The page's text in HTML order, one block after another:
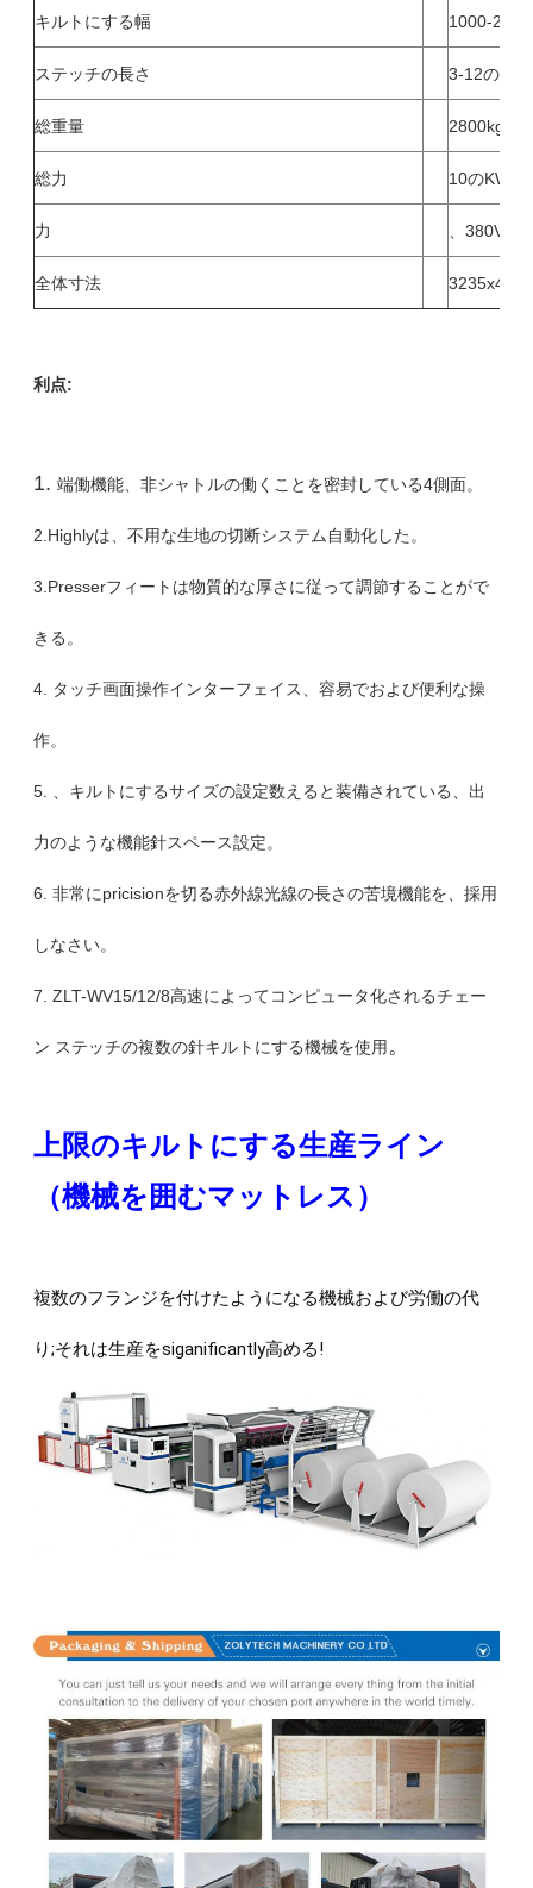
キルトにする幅 1000-
ステッチの長さ 3-12のmm
総重量 2800kg
総力 10のKW
力 、380V、
全体寸法
利点:
1. 端働機能、非シャトルの働くことを密封している4側面。
2.Highlyは、不用な生地の切断システム自動化した。
3.Presserフィートは物質的な厚さに従って調節することがで
きる。
4. タッチ画面操作インターフェイス、容易でおよび便利な操
作。
5. 、キルトにするサイズの設定数えると装備されている、出
力のような機能針スペース設定。
6. 非常にpricisionを切る赤外線光線の長さの苦境機能を、採用
しなさい。
7. ZLT-WV15/12/8高速によってコンピュータ化されるチェー
ン ステッチの複数の針キルトにする機械を使用。
上限のキルトにする生産ライン
（機械を囲むマットレス）
複数のフランジを付けたようになる機械および労働の代
り;それは生産をsiganificantly高める!